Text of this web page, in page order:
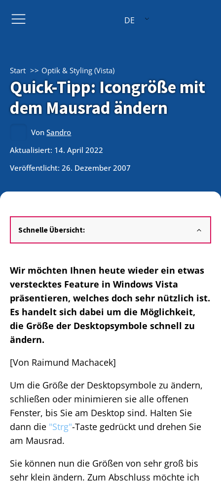
DE
Start Optik & Styling (Vista)
Quick-Tipp: Icongröße mit
dem Mausrad ändern
VonSandro
Aktualisiert: 14. April 2022
Veröffentlicht: 26. Dezember 2007
Schnelle Übersicht:
Wir möchten Ihnen heute wieder ein etwas
verstecktes Feature in Windows Vista
präsentieren, welches doch sehr nützlich ist.
Es handelt sich dabei um die Möglichkeit,
die Größe der Desktopsymbole schnell zu
ändern.
[Von Raimund Machacek]
Um die Größe der Desktopsymbole zu ändern,
schließen oder minimieren sie alle offenen
Fenster, bis Sie am Desktop sind. Halten Sie
dann die "Strg"-Taste gedrückt und drehen Sie
am Mausrad.
Sie können nun die Größen von sehr groß bis
sehr klein ändern. Zum Abschluss möchte ich